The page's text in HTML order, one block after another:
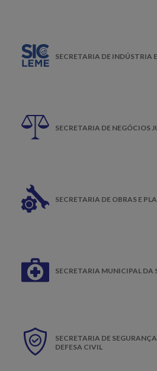
SECRETARIA DE INDÚSTRIA
SECRETARIA DE NEGÓCIOS
SECRETARIA DE OBRAS E
SECRETARIA MUNICIPAL DA
SECRETARIA DE
DEFESA CIVIL